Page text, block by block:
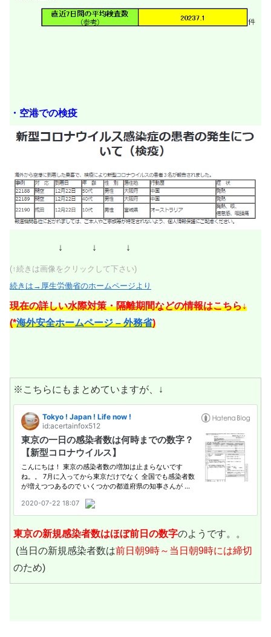
・空港での検疫
↓ ↓ ↓
(↑続きは画像をクリックして下さい)
続きは→厚生労働省のホームページより
現在の詳しい水際対策・隔離期間などの情報はこちら↓
(*海外安全ホームページ – 外務省)
※こちらにもまとめていますが、↓
東京の新規感染者数はほぼ前日の数字のようです。。
(当日の新規感染者数は前日朝9時～当日朝9時には締切
のため)